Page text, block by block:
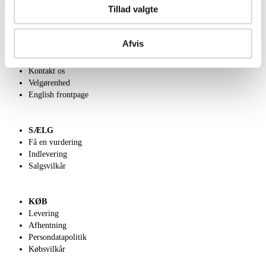
Tillad valgte
Afvis
Om Lauritz.com
Kontakt os
Velgørenhed
English frontpage
SÆLG
Få en vurdering
Indlevering
Salgsvilkår
KØB
Levering
Afhentning
Persondatapolitik
Købsvilkår